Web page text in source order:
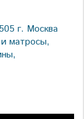
г. Москва
матросы,